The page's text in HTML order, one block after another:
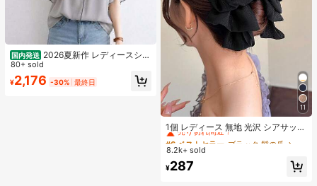
国内発送 2026夏新作 レディースシャ
ツ 日系ナチュラルスタイル ロースタ
ンドカラー フリルデザイン 半袖トッ
プス 上品フェミニンゆったりシルエ
80+ sold
¥2,176 -30% 最終日
11
1個 レディース 無地 光沢 シアサッカ
ー リボン ヘアクリップ、エレガント
なファッション クロークリップ、日
常使用に適しています (ヘアクロー 1
3cm-15cm)
#6 ベストセラー
ブラック 髪の爪
売り切れ間近！
#6 ベストセラー
売り切れ間近！
#6 ベストセラー
売り切れ間近！
#6 ベストセラー
8.2k+ sold
¥287